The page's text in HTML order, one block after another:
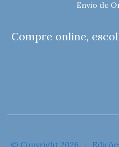
Envio de
Compre online,
© Copyright 2026 ·